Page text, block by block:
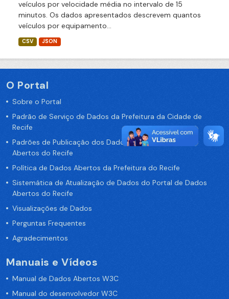
veículos por velocidade média no intervalo de 15
minutos. Os dados apresentados descrevem quantos
veículos por equipamento...
CSV JSON
O Portal
Sobre o Portal
Padrão de Serviço de Dados da Prefeitura da Cidade de
Recife
Padrões de Publicação dos Dados no Portal de Dados
Abertos do Recife
Política de Dados Abertos da Prefeitura do Recife
Sistemática de Atualização de Dados do Portal de Dados
Abertos do Recife
Visualizações de Dados
Perguntas Frequentes
Agradecimentos
Manuais e Vídeos
Manual de Dados Abertos W3C
Manual do desenvolvedor W3C